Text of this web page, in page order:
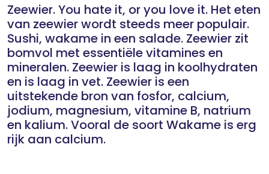
Zeewier. You hate it, or you love it. Het eten
van zeewier wordt steeds meer populair.
Sushi, wakame in een salade. Zeewier zit
bomvol met essentiële vitamines en
mineralen. Zeewier is laag in koolhydraten
en is laag in vet. Zeewier is een
uitstekende bron van fosfor, calcium,
jodium, magnesium, vitamine B, natrium
en kalium. Vooral de soort Wakame is erg
rijk aan calcium.